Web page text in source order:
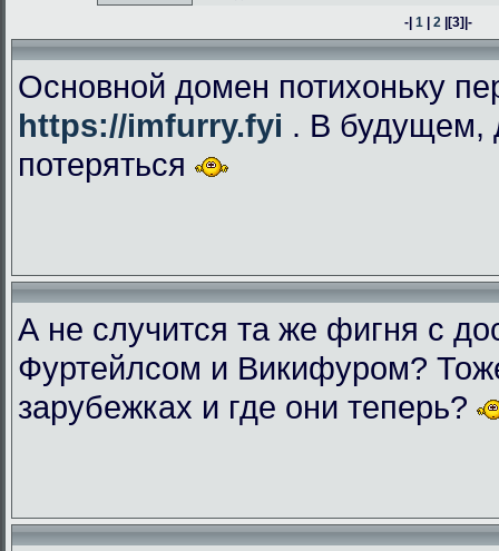
-|1 |2 |[3]|-
Основной домен потихоньку
https://imfurry.fyi . В будущем,
потеряться
А не случится та же фигня с
Фуртейлсом и Викифуром?
зарубежках и где они теперь?